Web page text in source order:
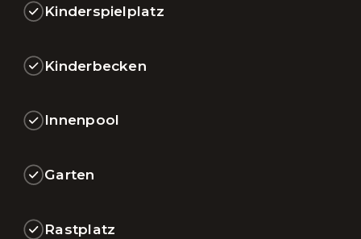
Kinderspielplatz
Kinderbecken
Innenpool
Garten
Rastplatz